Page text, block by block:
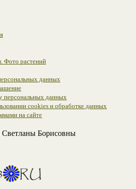
Фото растений
данных
персональных данных
cookies и обработке данных
на сайте
Светланы Борисовны